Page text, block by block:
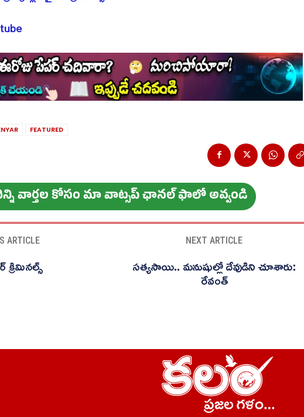
FEATURED
వార్త‌ల కోసం మా వాట్స‌ప్ ఛాన‌ల్ ఫాలో అవ్వండి
ARTICLE
క్రిమినల్స్
NEXT ARTICLE
సత్యసాయి.. మనుషుల్లో దేవుడిని చూశారు:
రేవంత్